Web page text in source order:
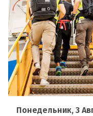
Понедельник, 3